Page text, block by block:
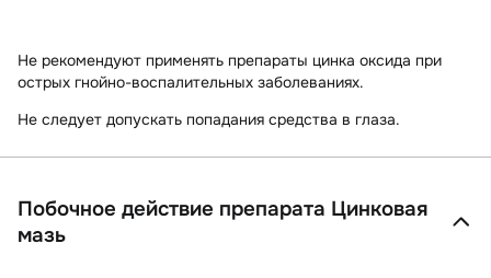
Не рекомендуют применять препараты цинка оксида при
острых гнойно-воспалительных заболеваниях.
Не следует допускать попадания средства в глаза.
Побочное действие препарата Цинковая
мазь